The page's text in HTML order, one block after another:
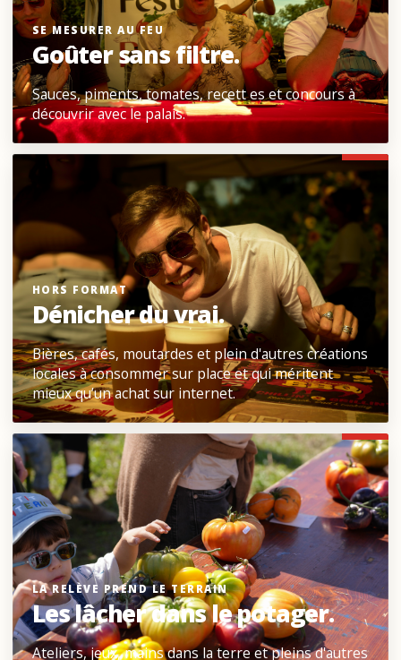
SE MESURER AU FEU
Goûter sans filtre.
Sauces, piments, tomates, recett es et concours à
découvrir avec le palais.
HORS FORMAT
Dénicher du vrai.
Bières, cafés, moutardes et plein d'autres créations
locales à consommer sur place et qui méritent
mieux qu’un achat sur internet.
LA RELÈVE PREND LE TERRAIN
Les lâcher dans le potager.
Ateliers, jeux, mains dans la terre et pleins d'autres